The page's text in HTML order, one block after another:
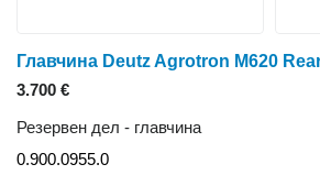
3.700 €
Резервен дел - главчина
0.900.0955.0